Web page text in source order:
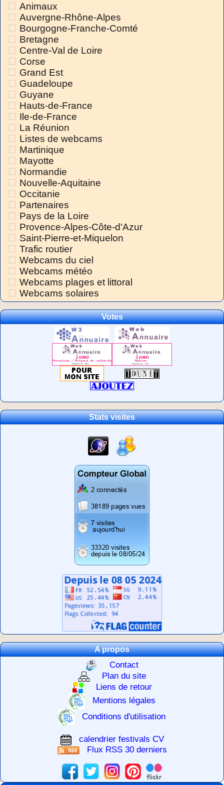
Animaux
Auvergne-Rhône-Alpes
Bourgogne-Franche-Comté
Bretagne
Centre-Val de Loire
Corse
Grand Est
Guadeloupe
Guyane
Hauts-de-France
Ile-de-France
La Réunion
Listes de webcams
Martinique
Mayotte
Normandie
Nouvelle-Aquitaine
Occitanie
Partenaires
Pays de la Loire
Provence-Alpes-Côte-d'Azur
Saint-Pierre-et-Miquelon
Trafic routier
Webcams du ciel
Webcams météo
Webcams plages et littoral
Webcams solaires
Votes
Stats visites
A propos
Contact
Plan du site
Liens de retour
Mentions légales
Conditions d'utilisation
calendrier festivals CV
Flux RSS 30 derniers